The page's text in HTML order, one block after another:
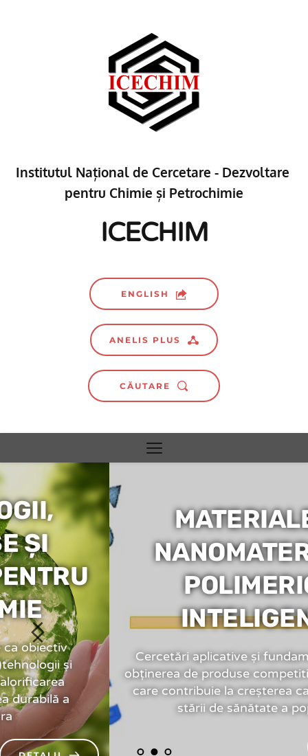
Institutul Național de Cercetare - Dezvoltare
pentru Chimie și Petrochimie
ICECHIM
ENGLISH
ANELIS PLUS
CĂUTARE
MATERIALE ȘI
NANOMATERIALE
POLIMERICE
INTELIGENTE
Cercetări aplicative și fundamentale pentru
obținerea de produse competitive la nivel UE și
care contribuie la creșterea calității vieții și a
stării de sănătate a populației